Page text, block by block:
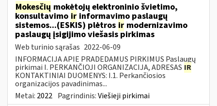
Mokesčių mokėtojų elektroninio švietimo,
konsultavimo ir informavimo paslaugų
sistemos...(ESKIS) plėtros ir modernizavimo
paslaugų įsigijimo viešasis pirkimas
Web turinio sąrašas 2022-06-09
INFORMACIJA APIE PRADEDAMUS PIRKIMUS Paslaugų
pirkimai I. PERKANČIOJI ORGANIZACIJA, ADRESAS IR
KONTAKTINIAI DUOMENYS: I.1. Perkančiosios
organizacijos pavadinimas...
Metai: 2022 Pagrindinis:Viešieji pirkimai